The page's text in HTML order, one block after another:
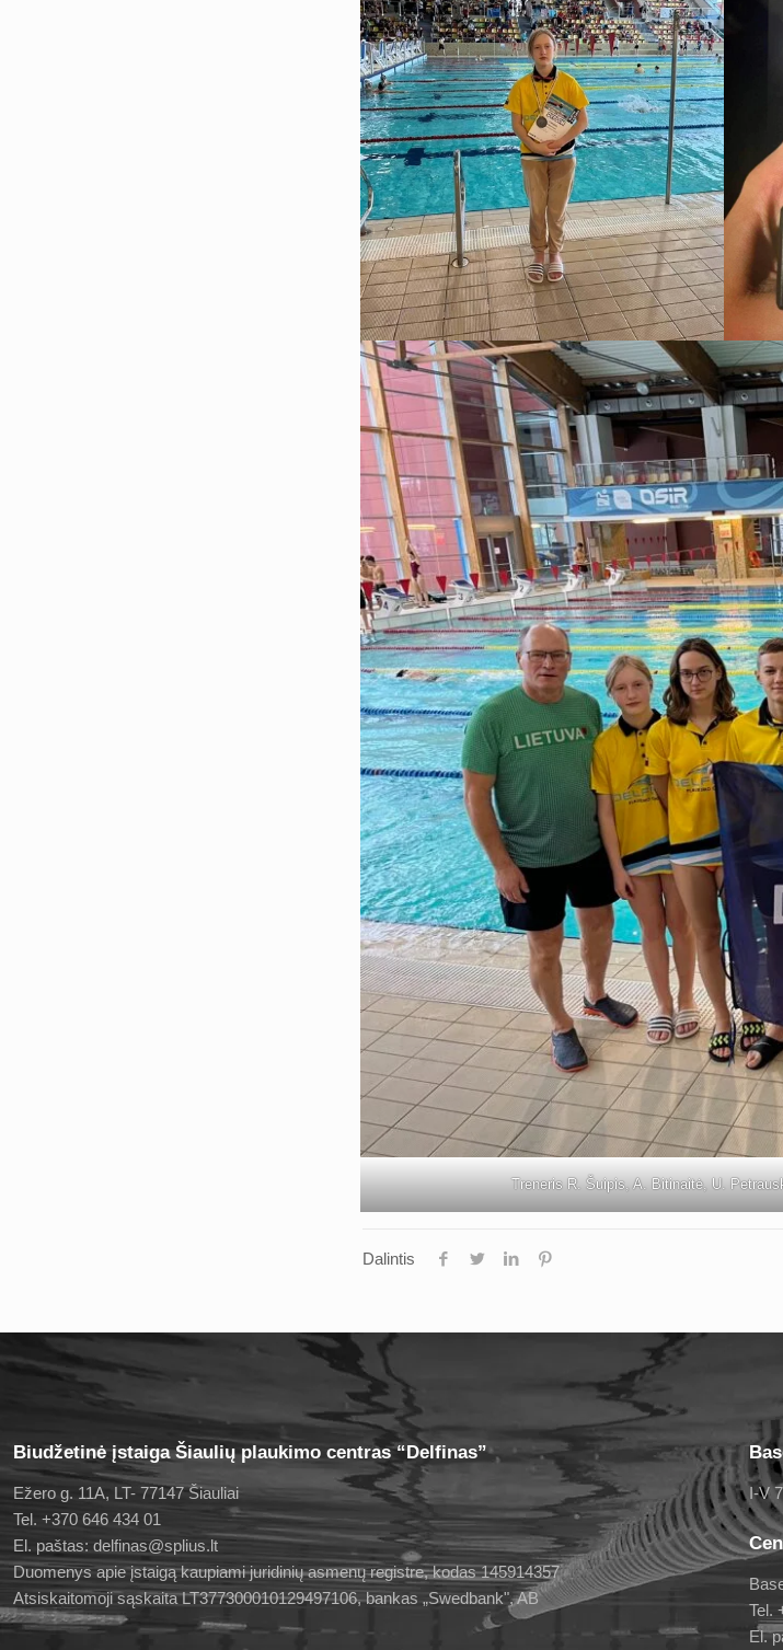
Treneris R. Šuipis, A. Bitinaitė, U.
Dalintis
Biudžetinė įstaiga Šiaulių plaukimo centras “Delfinas”
Ežero g. 11A, LT- 77147 Šiauliai
Tel. +370 646 434 01
El. paštas: delfinas@splius.lt
Duomenys apie įstaigą kaupiami juridinių asmenų registre, kodas 145914357
Atsiskaitomoji sąskaita LT377300010129497106, bankas „Swedbank", AB
I-V
Tel.
El.